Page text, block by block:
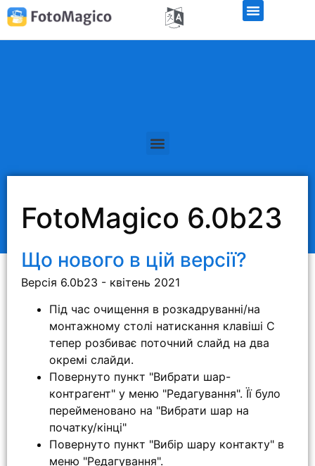
FotoMagico 6.0b23
Що нового в цій версії?
Версія 6.0b23 - квітень 2021
Під час очищення в розкадруванні/на
монтажному столі натискання клавіші C
тепер розбиває поточний слайд на два
окремі слайди.
Повернуто пункт "Вибрати шар-
контрагент" у меню "Редагування". Її було
перейменовано на "Вибрати шар на
початку/кінці"
Повернуто пункт "Вибір шару контакту" в
меню "Редагування".